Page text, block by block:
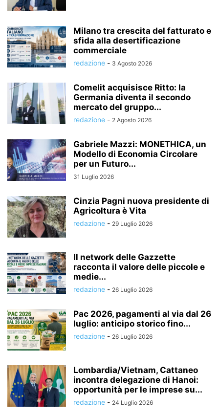
Milano tra crescita del fatturato e
sfida alla desertificazione
commerciale
redazione - 3 Agosto 2026
Comelit acquisisce Ritto: la
Germania diventa il secondo
mercato del gruppo...
redazione - 2 Agosto 2026
Gabriele Mazzi: MONETHICA, un
Modello di Economia Circolare
per un Futuro...
31 Luglio 2026
Cinzia Pagni nuova presidente di
Agricoltura è Vita
redazione - 29 Luglio 2026
Il network delle Gazzette
racconta il valore delle piccole e
medie...
redazione - 26 Luglio 2026
Pac 2026, pagamenti al via dal 26
luglio: anticipo storico fino...
redazione - 26 Luglio 2026
Lombardia/Vietnam, Cattaneo
incontra delegazione di Hanoi:
opportunità per le imprese su...
redazione - 24 Luglio 2026